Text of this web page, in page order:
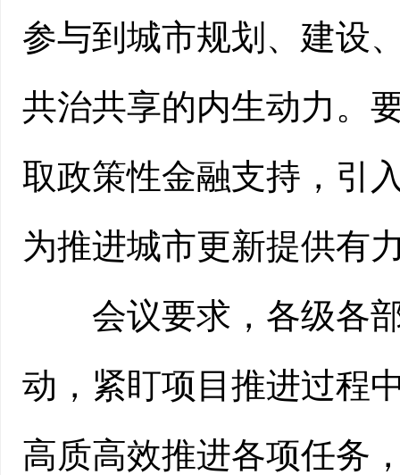
参与到城市规划、建设
共治共享的内生动力。
取政策性金融支持，引
为推进城市更新提供有
会议要求，各级各部
动，紧盯项目推进过程
高质高效推进各项任务